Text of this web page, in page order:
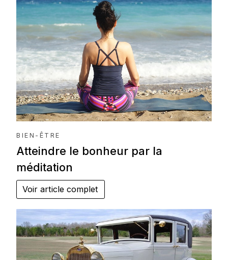
BIEN-ÊTRE
Atteindre le bonheur par la
méditation
Voir article complet